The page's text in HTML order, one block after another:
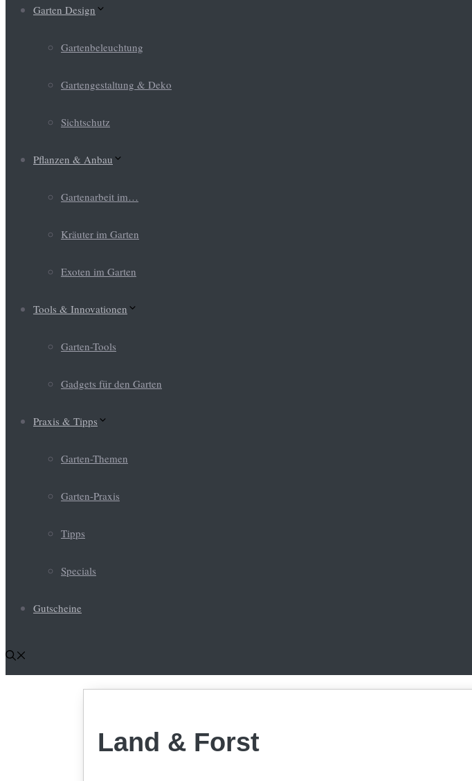
Garten Design
Gartenbeleuchtung
Gartengestaltung & Deko
Sichtschutz
Pflanzen & Anbau
Gartenarbeit im…
Kräuter im Garten
Exoten im Garten
Tools & Innovationen
Garten-Tools
Gadgets für den Garten
Praxis & Tipps
Garten-Themen
Garten-Praxis
Tipps
Specials
Gutscheine
Land & Forst